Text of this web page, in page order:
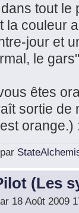
tout
la couleur
jour et
le
êtes
sortie de
orange.)
(Les
18 Août 2009